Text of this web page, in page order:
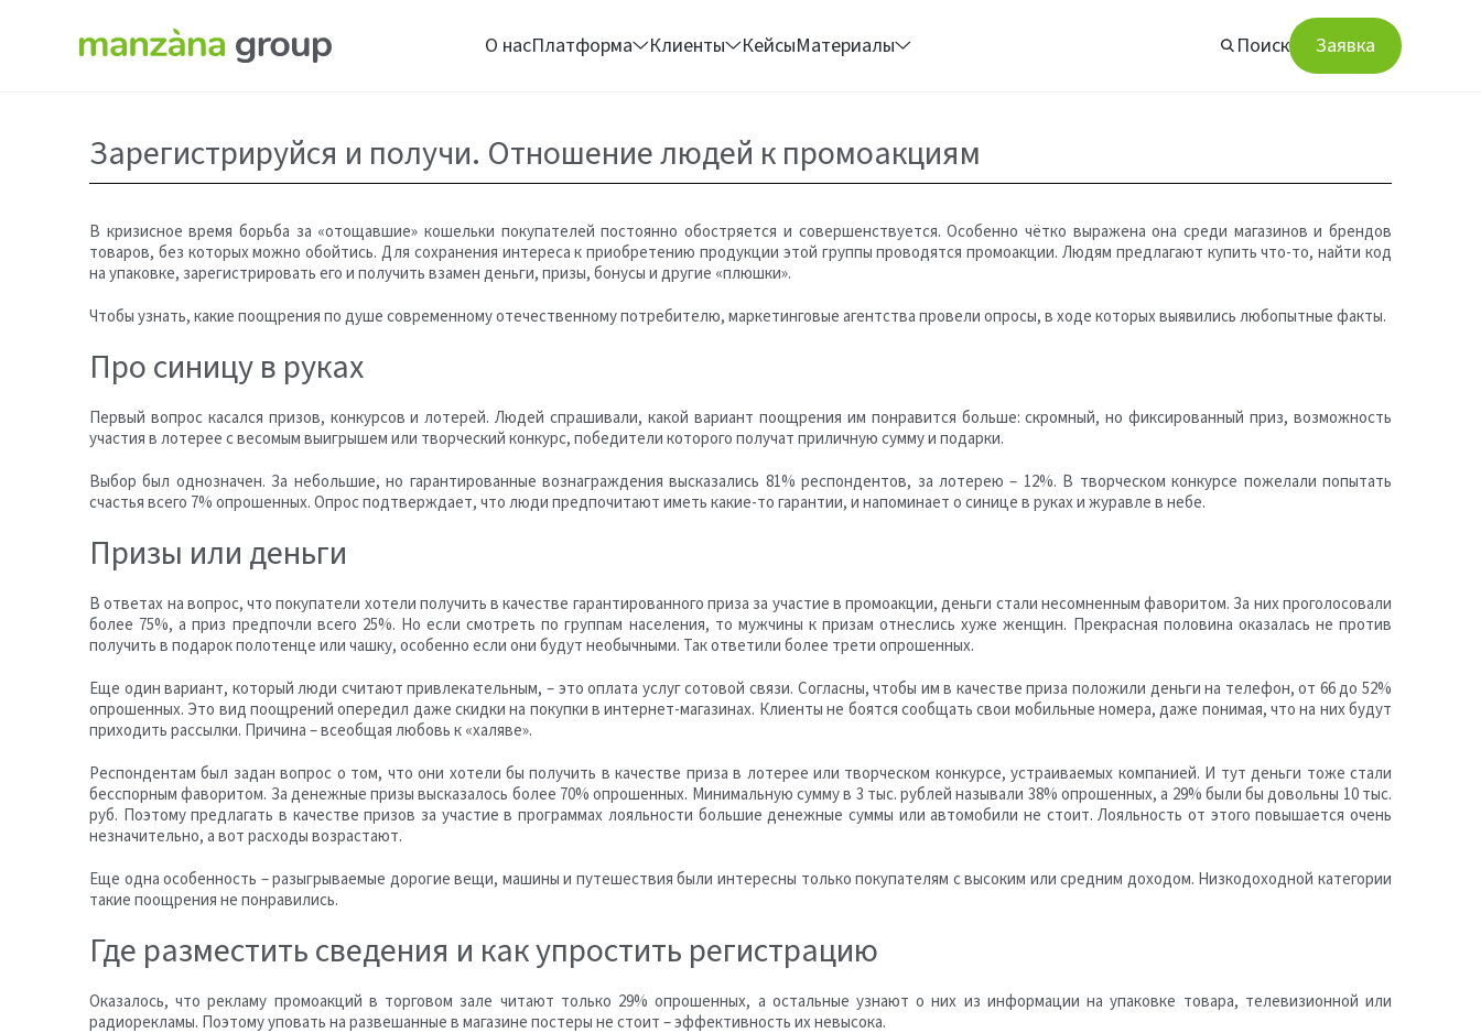
О насПлатформа Клиенты КейсыМатериалы Поиск Заявка
Зарегистрируйся и получи. Отношение людей к промоакциям
В кризисное время борьба за «отощавшие» кошельки покупателей постоянно обостряется и совершенствуется. Особенно чётко выражена она среди магазинов и брендов
товаров, без которых можно обойтись. Для сохранения интереса к приобретению продукции этой группы проводятся промоакции. Людям предлагают купить что-то, найти код
на упаковке, зарегистрировать его и получить взамен деньги, призы, бонусы и другие «плюшки».
Чтобы узнать, какие поощрения по душе современному отечественному потребителю, маркетинговые агентства провели опросы, в ходе которых выявились любопытные факты.
Про синицу в руках
Первый вопрос касался призов, конкурсов и лотерей. Людей спрашивали, какой вариант поощрения им понравится больше: скромный, но фиксированный приз, возможность
участия в лотерее с весомым выигрышем или творческий конкурс, победители которого получат приличную сумму и подарки.
Выбор был однозначен. За небольшие, но гарантированные вознаграждения высказались 81% респондентов, за лотерею – 12%. В творческом конкурсе пожелали попытать
счастья всего 7% опрошенных. Опрос подтверждает, что люди предпочитают иметь какие-то гарантии, и напоминает о синице в руках и журавле в небе.
Призы или деньги
В ответах на вопрос, что покупатели хотели получить в качестве гарантированного приза за участие в промоакции, деньги стали несомненным фаворитом. За них проголосовали
более 75%, а приз предпочли всего 25%. Но если смотреть по группам населения, то мужчины к призам отнеслись хуже женщин. Прекрасная половина оказалась не против
получить в подарок полотенце или чашку, особенно если они будут необычными. Так ответили более трети опрошенных.
Еще один вариант, который люди считают привлекательным, – это оплата услуг сотовой связи. Согласны, чтобы им в качестве приза положили деньги на телефон, от 66 до 52%
опрошенных. Это вид поощрений опередил даже скидки на покупки в интернет-магазинах. Клиенты не боятся сообщать свои мобильные номера, даже понимая, что на них будут
приходить рассылки. Причина – всеобщая любовь к «халяве».
Респондентам был задан вопрос о том, что они хотели бы получить в качестве приза в лотерее или творческом конкурсе, устраиваемых компанией. И тут деньги тоже стали
бесспорным фаворитом. За денежные призы высказалось более 70% опрошенных. Минимальную сумму в 3 тыс. рублей называли 38% опрошенных, а 29% были бы довольны 10 тыс.
руб. Поэтому предлагать в качестве призов за участие в программах лояльности большие денежные суммы или автомобили не стоит. Лояльность от этого повышается очень
незначительно, а вот расходы возрастают.
Еще одна особенность – разыгрываемые дорогие вещи, машины и путешествия были интересны только покупателям с высоким или средним доходом. Низкодоходной категории
такие поощрения не понравились.
Где разместить сведения и как упростить регистрацию
Оказалось, что рекламу промоакций в торговом зале читают только 29% опрошенных, а остальные узнают о них из информации на упаковке товара, телевизионной или
радиорекламы. Поэтому уповать на развешанные в магазине постеры не стоит – эффективность их невысока.